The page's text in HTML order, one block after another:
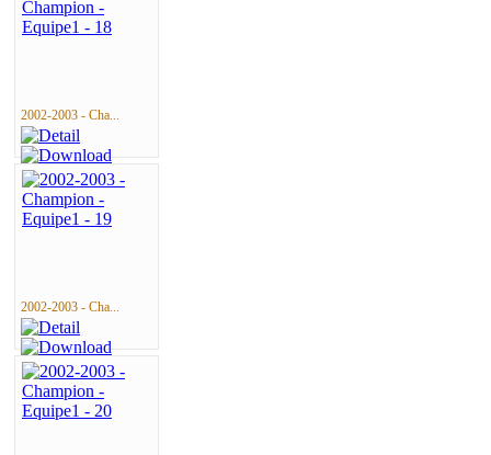
2002-2003 - Cha...
2002-2003 - Cha...